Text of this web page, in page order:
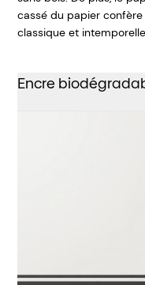
cassé du papier confère
classique et
Encre